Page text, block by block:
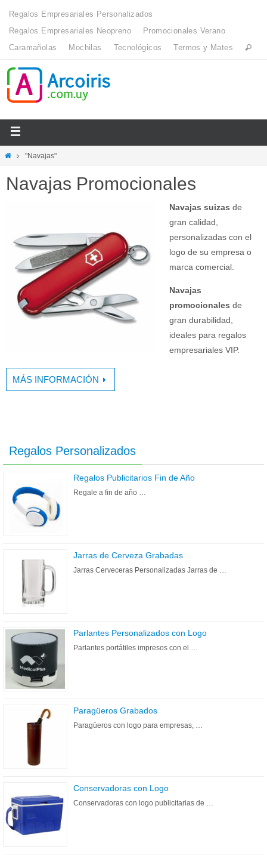
Regalos Empresariales Personalizados
Regalos Empresariales Neopreno
Promocionales Verano
Caramañolas
Mochilas Tecnológicos Termos y Mates
"Navajas"
Navajas Promocionales
Navajas suizas de
gran calidad,
personalizadas con el
logo de su empresa o
marca comercial.
Navajas
promocionales de
gran durabilidad,
ideales para regalos
empresariales VIP.
MÁS INFORMACIÓN
Regalos Personalizados
Regalos Publicitarios Fin de Año
Regale a fin de año …
Jarras de Cerveza Grabadas
Jarras Cerveceras Personalizadas Jarras de …
Parlantes Personalizados con Logo
Parlantes portátiles impresos con el …
Paragüeros Grabados
Paragüeros con logo para empresas, …
Conservadoras con Logo
Conservadoras con logo publicitarias de …